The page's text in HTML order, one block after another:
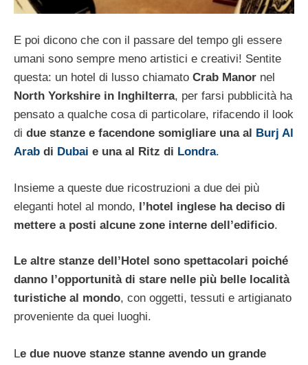
E poi dicono che con il passare del tempo gli essere
umani sono sempre meno artistici e creativi! Sentite
questa: un hotel di lusso chiamato Crab Manor nel
North Yorkshire in Inghilterra, per farsi pubblicità ha
pensato a qualche cosa di particolare, rifacendo il look
di due stanze e facendone somigliare una al
Burj Al
Arab di Dubai e una al Ritz di Londra.
Insieme a queste due ricostruzioni a due dei più
eleganti hotel al mondo, l’hotel inglese ha deciso di
mettere a posti alcune zone interne dell’edificio.
Le altre stanze dell’Hotel sono spettacolari poiché
danno l’opportunità di stare nelle più belle località
turistiche al mondo, con oggetti, tessuti e artigianato
proveniente da quei luoghi.
Le due nuove stanze stanne avendo un grande